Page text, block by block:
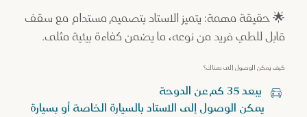
🌟 حقيقة مهمة: يتميز الاستاد بتصميم مستدام مع سقف
قابل للطي فريد من نوعه، ما يضمن كفاءة بيئية مثلى.
كيف يمكن الوصول إلى هناك؟
يبعد 35 كم عن الدوحة
يمكن الوصول إلى الاستاد بالسيارة الخاصة أو بسيارة